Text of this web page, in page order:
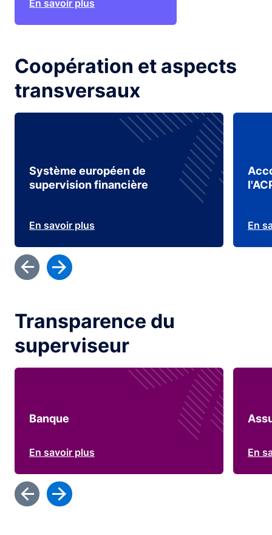
En savoir plus
Coopération et aspects
transversaux
Système européen de
supervision financière
En savoir plus En
Transparence du
superviseur
Banque
En savoir plus En